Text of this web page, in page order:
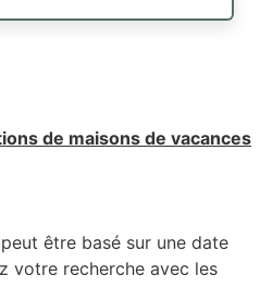
de maisons de vacances
être basé sur une date
votre recherche avec les